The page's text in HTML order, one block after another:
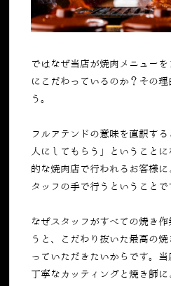
ではなぜ当店が焼肉メニュー
にこだわっているのか？その
う。
フルアテンドの意味を直訳す
人にしてもらう」ということ
的な焼肉店で行われるお客様
タッフの手で行うということで
なぜスタッフがすべての焼き
うと、こだわり抜いた最高の
っていただきたいからです。
丁寧なカッティングと焼き師